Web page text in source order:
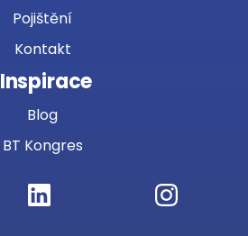
Pojištění
Kontakt
Inspirace
Blog
BT Kongres